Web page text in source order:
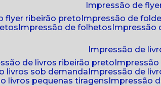
impressão de
flyer ribeirão preto impressão de
impressão de folhetos impressão
impressão de
de livros ribeirão preto
livros sob demanda impressão de
livros pequenas tiragens impressão